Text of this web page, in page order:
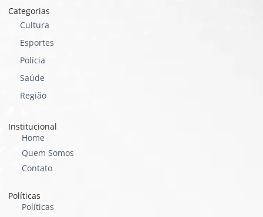
Categorias
Cultura
Esportes
Polícia
Saúde
Região
Institucional
Home
Quem Somos
Contato
Políticas
Políticas